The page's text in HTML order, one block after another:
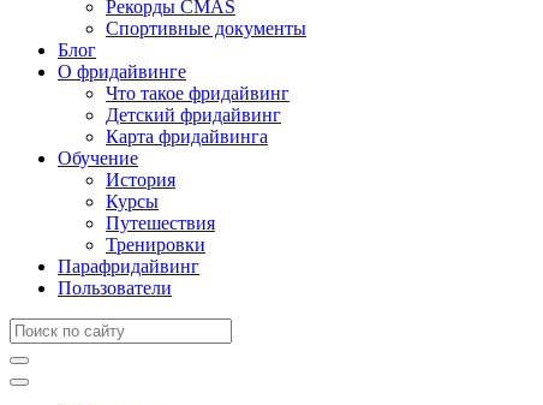
Рекорды CMAS
Спортивные документы
Блог
О фридайвинге
Что такое фридайвинг
Детский фридайвинг
Карта фридайвинга
Обучение
История
Курсы
Путешествия
Тренировки
Парафридайвинг
Пользователи